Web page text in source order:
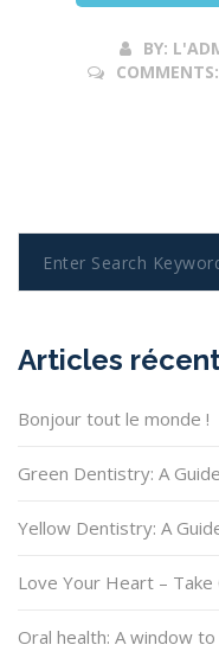
BY:
COMMENTS:
Articles
Bonjour tout le monde !
Green Dentistry: A
Yellow Dentistry: A
Love Your Heart –
Oral health: A window